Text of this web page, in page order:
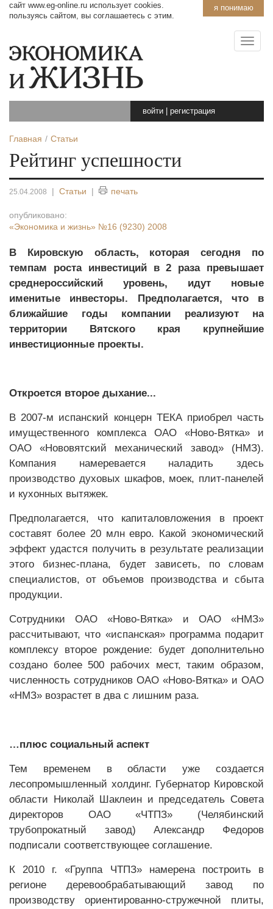
я понимаю
сайт www.eg-online.ru использует cookies.
пользуясь сайтом, вы соглашаетесь с этим.
войти регистрация
Главная Статьи
Рейтинг успешности
25.04.2008 | Статьи | печать
опубликовано:
«Экономика и жизнь» №16 (9230) 2008
В Кировскую область, которая сегодня по
темпам роста инвестиций в 2 раза превышает
среднероссийский уровень, идут новые
именитые инвесторы. Предполагается, что в
ближайшие годы компании реализуют на
территории Вятского края крупнейшие
инвестиционные проекты.
Откроется второе дыхание...
В 2007-м испанский концерн ТЕКА приобрел часть
имущественного комплекса ОАО «Ново-Вятка» и
ОАО «Нововятский механический завод» (НМЗ).
Компания намеревается наладить здесь
производство духовых шкафов, моек, плит-панелей
и кухонных вытяжек.
Предполагается, что капиталовложения в проект
составят более 20 млн евро. Какой экономический
эффект удастся получить в результате реализации
этого бизнес-плана, будет зависеть, по словам
специалистов, от объемов производства и сбыта
продукции.
Сотрудники ОАО «Ново-Вятка» и ОАО «НМЗ»
рассчитывают, что «испанская» программа подарит
комплексу второе рождение: будет дополнительно
создано более 500 рабочих мест, таким образом,
численность сотрудников ОАО «Ново-Вятка» и ОАО
«НМЗ» возрастет в два с лишним раза.
…плюс социальный аспект
Тем временем в области уже создается
лесопромышленный холдинг. Губернатор Кировской
области Николай Шаклеин и председатель Совета
директоров ОАО «ЧТПЗ» (Челябинский
трубопрокатный завод) Александр Федоров
подписали соответствующее соглашение.
К 2010 г. «Группа ЧТПЗ» намерена построить в
регионе деревообрабатывающий завод по
производству ориентированно-стружечной плиты,